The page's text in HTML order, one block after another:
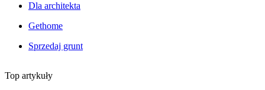
Dla architekta
Gethome
Sprzedaj grunt
Top artykuły